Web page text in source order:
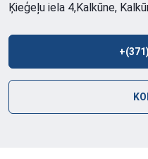
Ķieģeļu iela 4,Kalkūne,